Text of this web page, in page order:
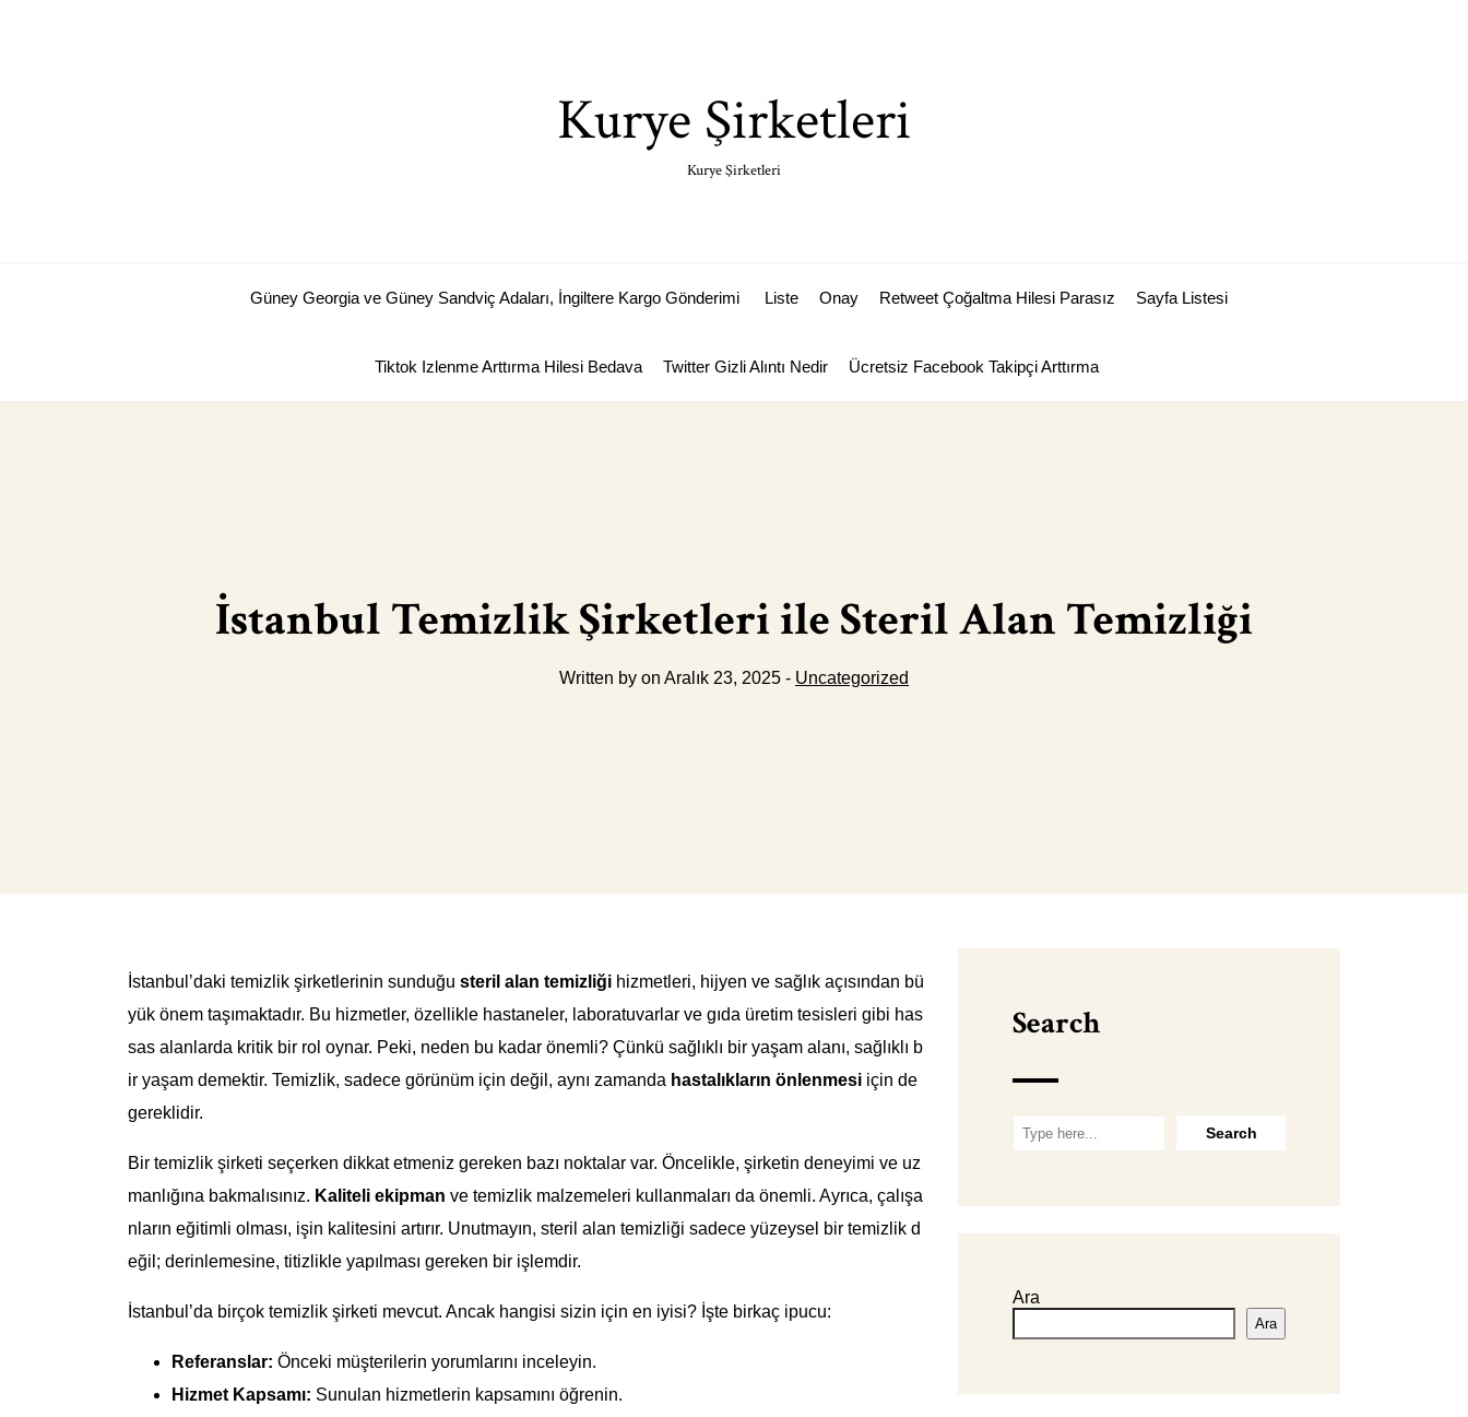
Kurye Şirketleri
Kurye Şirketleri
Güney Georgia ve Güney Sandviç Adaları, İngiltere Kargo Gönderimi Liste Onay Retweet Çoğaltma Hilesi Parasız Sayfa Listesi
Tiktok Izlenme Arttırma Hilesi Bedava Twitter Gizli Alıntı Nedir Ücretsiz Facebook Takipçi Arttırma
İstanbul Temizlik Şirketleri ile Steril Alan Temizliği
Written by on Aralık 23, 2025 - Uncategorized
İstanbul’daki temizlik şirketlerinin sunduğu steril alan temizliği hizmetleri, hijyen ve sağlık açısından bü
yük önem taşımaktadır. Bu hizmetler, özellikle hastaneler, laboratuvarlar ve gıda üretim tesisleri gibi has
sas alanlarda kritik bir rol oynar. Peki, neden bu kadar önemli? Çünkü sağlıklı bir yaşam alanı, sağlıklı b
ir yaşam demektir. Temizlik, sadece görünüm için değil, aynı zamanda hastalıkların önlenmesi için de
gereklidir.
Bir temizlik şirketi seçerken dikkat etmeniz gereken bazı noktalar var. Öncelikle, şirketin deneyimi ve uz
manlığına bakmalısınız. Kaliteli ekipman ve temizlik malzemeleri kullanmaları da önemli. Ayrıca, çalışa
nların eğitimli olması, işin kalitesini artırır. Unutmayın, steril alan temizliği sadece yüzeysel bir temizlik d
eğil; derinlemesine, titizlikle yapılması gereken bir işlemdir.
İstanbul’da birçok temizlik şirketi mevcut. Ancak hangisi sizin için en iyisi? İşte birkaç ipucu:
Referanslar: Önceki müşterilerin yorumlarını inceleyin.
Hizmet Kapsamı: Sunulan hizmetlerin kapsamını öğrenin.
Search
Ara
Ara